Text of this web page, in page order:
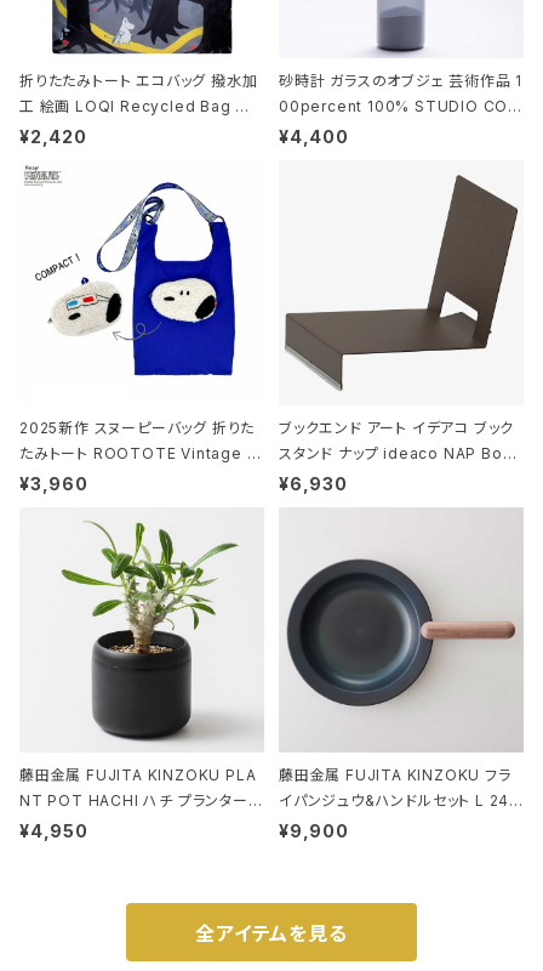
折りたたみトート エコバッグ 撥水加
工 絵画 LOQI Recycled Bag ロ
ーキー 大きめ トートバッグ MOOMI
¥2,420
砂時計 ガラスのオブジェ 芸術作品 1
00percent 100% STUDIO COH
AKU Timeless 100パーセント ス
¥4,400
2025新作 スヌーピーバッグ 折りた
たみトート ROOTOTE Vintage P
EANUTS ROO-shopper mid 84
ド.ピーナッツ-0P 3Dグラス
¥3,960
ブックエンド アート イデアコ ブック
スタンド ナップ ideaco NAP Book
stand ブラウン
¥6,930
藤田金属 FUJITA KINZOKU PLA
NT POT HACHI ハチ プランターポ
ット 3号 ブラック
¥4,950
藤田金属 FUJITA KINZOKU フラ
イパンジュウ&ハンドルセット L 24c
m ガス火・IH対応 鉄フライパン ウォ
¥9,900
全アイテムを見る